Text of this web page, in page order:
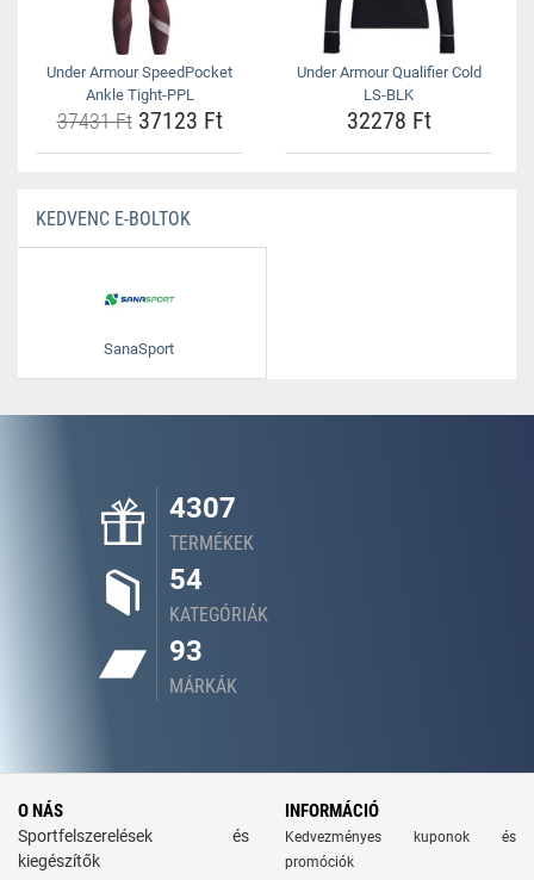
Under Armour SpeedPocket
Ankle Tight-PPL
37431 Ft37123 Ft
Under Armour Qualifier Cold
LS-BLK
32278 Ft
KEDVENC E-BOLTOK
SanaSport
4307
TERMÉKEK
54
KATEGÓRIÁK
93
MÁRKÁK
O NÁS
Sportfelszerelések és
kiegészítők
INFORMÁCIÓ
Kedvezményes kuponok és
promóciók